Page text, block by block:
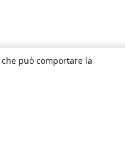
può comportare la